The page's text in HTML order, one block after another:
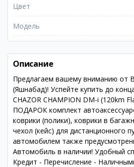
Цвет
Модель
Описание
Предлагаем вашему вниманию от
(Яшнабад)! Успейте купить до
CHAZOR CHAMPION DM-i (120km
ПОДАРОК комплект
коврики (полики), коврики в
чехол (кейс) для дистанционного
автомобилем также
Автомобиль в наличии! Удобный
Кредит - Перечисление -